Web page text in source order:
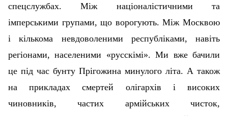
спецслужбах. Між націоналістичними та
імперськими групами, що ворогують. Між Москвою
і кількома невдоволеними республіками, навіть
регіонами, населеними «русскімі». Ми вже бачили
це під час бунту Прігожина минулого літа. А також
на прикладах смертей олігархів і високих
чиновників, частих армійських чисток,